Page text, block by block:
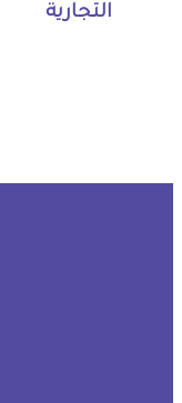
التجارية